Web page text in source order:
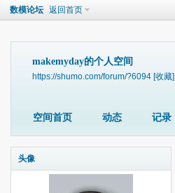
数模论坛 返回首页
makemyday的个人空间
https://shumo.com/forum/?6094 [收藏]
空间首页 动态 记录
头像